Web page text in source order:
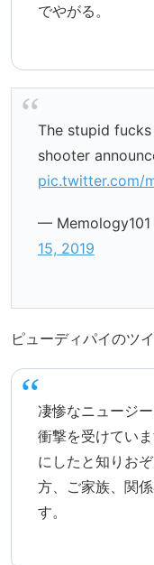
でやがる。
The stupid
shooter
pic.twitter.com/
— Memology101
15, 2019
ピューディパイのツ
凄惨なニュージ
衝撃を受けてい
にしたと知りお
方、ご家族、関
す。